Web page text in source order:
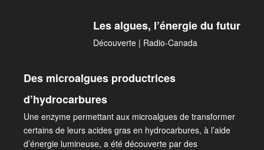
Les algues, l’énergie du futur
Découverte | Radio-Canada
Des microalgues productrices
d’hydrocarbures
Une enzyme permettant aux microalgues de transformer
certains de leurs acides gras en hydrocarbures, à l’aide
d’énergie lumineuse, a été découverte par des